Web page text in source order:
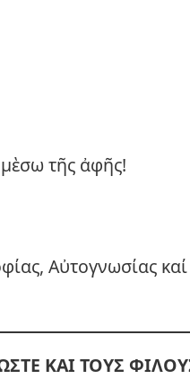
τῆς ἀφῆς!
Αὐτογνωσίας
ΚΑΙ ΤΟΥΣ